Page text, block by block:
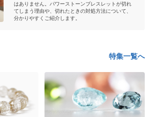
はありません。パワーストーンブレスレットが切れ
てしまう理由や、切れたときの対処方法について、
分かりやすくご紹介します。
特集一覧へ